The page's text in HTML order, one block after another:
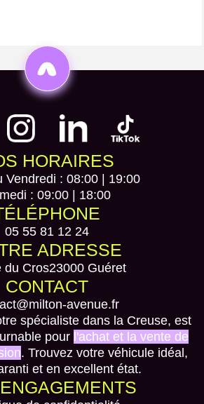
05 55 81 12 24
HORAIRES
Vendredi : 08:00 | 19:00
: 09:00 | 18:00
ADRESSE
du Cros23000 Guéret
CONTACT
avenue.fr
spécialiste dans la Creuse, est
pour l'achat et la vente de
. Trouvez votre véhicule idéal,
et en excellent état.